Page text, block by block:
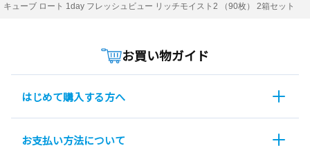
キューブ ロート 1day フレッシュビュー リッチモイスト2 （90枚） 2箱セット
お買い物ガイド
はじめて購入する方へ
お支払い方法について